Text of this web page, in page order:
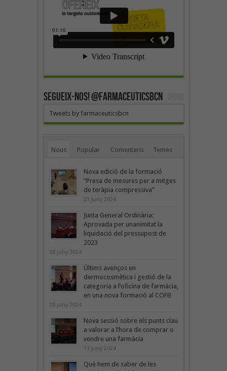
SEGUEIX-NOS! @farmaceuticsbcn
Tweets by farmaceuticsbcn
Nous Popular Comentaris Temes
Nova edició de la formació
“Presa de mesures per a mitges
de teràpia compressiva”
21 juny 2024
Junta General Ordinària:
Aprovada per unanimitat la
liquidació del pressupost de
2023
18 juny 2024
Últims avenços en
dermocosmètica i gestió de la
categoria a l’oficina de farmàcia,
en una nova formació al COFB
18 juny 2024
Nova sessió sobre els punts clau
a valorar a l’hora de comprar o
vendre una farmàcia
17 juny 2024
Què hem de saber de les